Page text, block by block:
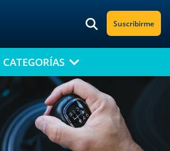
Suscribirme
nuevo contenido!
y recibe mensualmente en tu correo
relevantes.
CATEGORÍAS